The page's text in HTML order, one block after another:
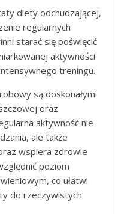
diety odchudzającej,
regularnych
starać się poświęcić
aktywności
treningu.
są doskonałymi
oraz
aktywność nie
ale także
wspiera zdrowie
poziom
co ułatwi
do rzeczywistych